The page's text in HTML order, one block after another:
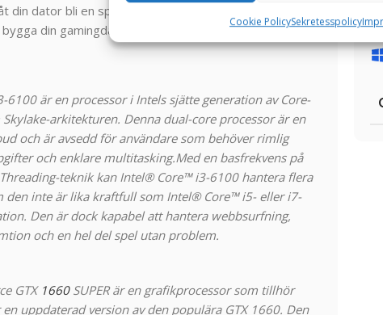
Cookie PolicySekretesspolicy
din dator bli en spegel av din unika personlighet. Välj
din gamingdator idag!
6100 är en processor i Intels sjätte generation av Core-
arkitekturen. Denna dual-core processor är en
och är avsedd för användare som behöver rimlig
och enklare multitasking.Med en basfrekvens på
teknik kan Intel® Core™ i3-6100 hantera flera
den inte är lika kraftfull som Intel® Core™ i5- eller i7-
Den är dock kapabel att hantera webbsurfning,
och en hel del spel utan problem.
GTX 1660SUPER är en grafikprocessor som tillhör
en uppdaterad version av den populära GTX 1660. Den